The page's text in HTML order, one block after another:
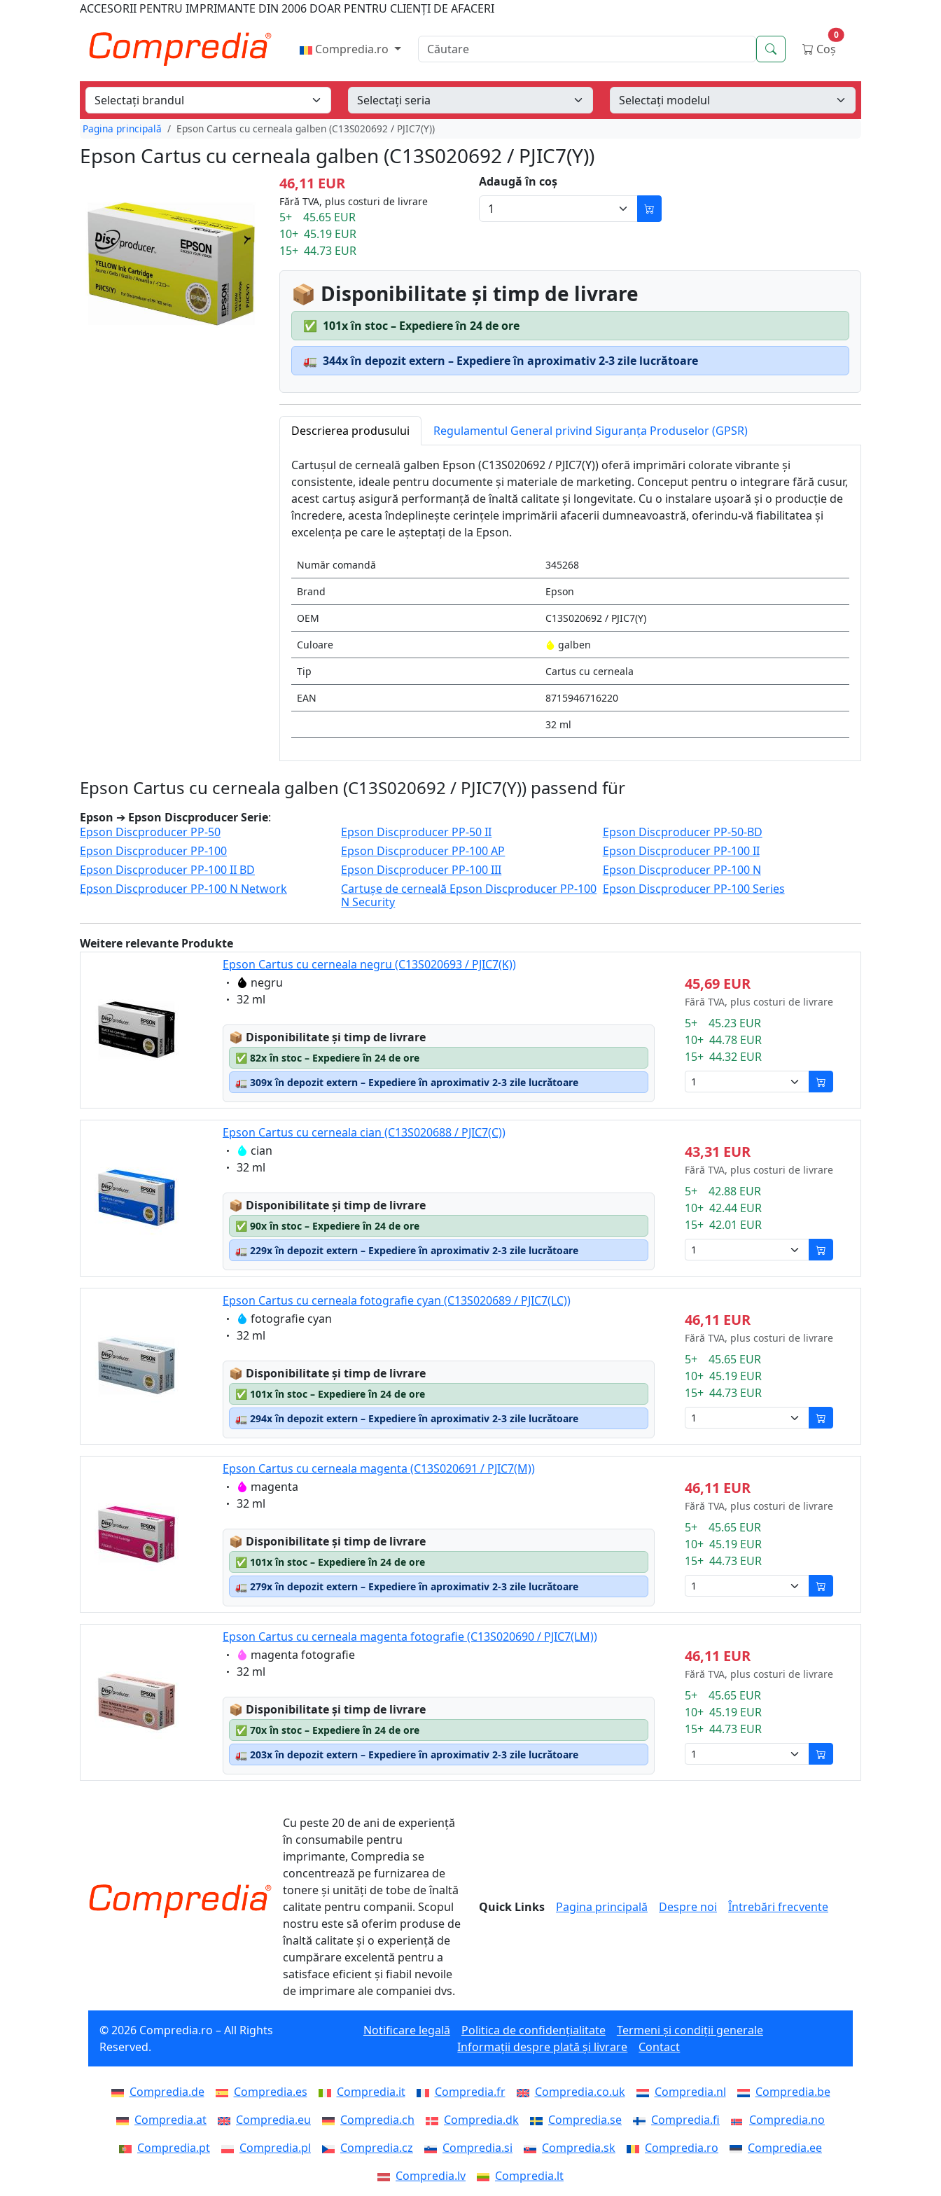
ACCESORII PENTRU IMPRIMANTE DIN 2006 DOAR PENTRU CLIENȚI DE AFACERI
Compredia.ro Căutare CăutareCoș
0
Pagina principală Epson Cartus cu cerneala galben (C13S020692 / PJIC7(Y))
Epson Cartus cu cerneala galben (C13S020692 / PJIC7(Y))
46,11 EUR
Fără TVA, plus costuri de livrare
5+ 45.65 EUR
10+ 45.19 EUR
15+ 44.73 EUR
Adaugă în coș
📦 Disponibilitate și timp de livrare
✅ 101x în stoc – Expediere în 24 de ore
🚛 344x în depozit extern – Expediere în aproximativ 2-3 zile lucrătoare
Descrierea produsului Regulamentul General privind Siguranța Produselor (GPSR)
Cartușul de cerneală galben Epson (C13S020692 / PJIC7(Y)) oferă imprimări colorate vibrante și
consistente, ideale pentru documente și materiale de marketing. Conceput pentru o integrare fără cusur,
acest cartuș asigură performanță de înaltă calitate și longevitate. Cu o instalare ușoară și o producție de
încredere, acesta îndeplinește cerințele imprimării afacerii dumneavoastră, oferindu-vă fiabilitatea și
excelența pe care le așteptați de la Epson.
Număr comandă
345268
Brand
Epson
OEM
C13S020692 / PJIC7(Y)
Culoare
galben
Tip
Cartus cu cerneala
EAN
8715946716220
32 ml
Epson Cartus cu cerneala galben (C13S020692 / PJIC7(Y)) passend für
Epson ➔ Epson Discproducer Serie:
Epson Discproducer PP-50
Epson Discproducer PP-50 II
Epson Discproducer PP-50-BD
Epson Discproducer PP-100
Epson Discproducer PP-100 AP
Epson Discproducer PP-100 II
Epson Discproducer PP-100 II BD
Epson Discproducer PP-100 III
Epson Discproducer PP-100 N
Epson Discproducer PP-100 N Network
Cartușe de cerneală Epson Discproducer PP-100
N Security
Epson Discproducer PP-100 Series
Weitere relevante Produkte
Epson Cartus cu cerneala negru (C13S020693 / PJIC7(K))
Eigenschaft:
negru
Eigenschaft:
32 ml
📦 Lagerstatus:
Disponibilitate și timp de livrare
✅ 82x în stoc – Expediere în 24 de ore
🚛 309x în depozit extern – Expediere în aproximativ 2-3 zile lucrătoare
45,69 EUR
Fără TVA, plus costuri de livrare
5+ 45.23 EUR
10+ 44.78 EUR
15+ 44.32 EUR
Epson Cartus cu cerneala cian (C13S020688 / PJIC7(C))
Eigenschaft:
cian
Eigenschaft:
32 ml
📦 Lagerstatus:
Disponibilitate și timp de livrare
✅ 90x în stoc – Expediere în 24 de ore
🚛 229x în depozit extern – Expediere în aproximativ 2-3 zile lucrătoare
43,31 EUR
Fără TVA, plus costuri de livrare
5+ 42.88 EUR
10+ 42.44 EUR
15+ 42.01 EUR
Epson Cartus cu cerneala fotografie cyan (C13S020689 / PJIC7(LC))
Eigenschaft:
fotografie cyan
Eigenschaft:
32 ml
📦 Lagerstatus:
Disponibilitate și timp de livrare
✅ 101x în stoc – Expediere în 24 de ore
🚛 294x în depozit extern – Expediere în aproximativ 2-3 zile lucrătoare
46,11 EUR
Fără TVA, plus costuri de livrare
5+ 45.65 EUR
10+ 45.19 EUR
15+ 44.73 EUR
Epson Cartus cu cerneala magenta (C13S020691 / PJIC7(M))
Eigenschaft:
magenta
Eigenschaft:
32 ml
📦 Lagerstatus:
Disponibilitate și timp de livrare
✅ 101x în stoc – Expediere în 24 de ore
🚛 279x în depozit extern – Expediere în aproximativ 2-3 zile lucrătoare
46,11 EUR
Fără TVA, plus costuri de livrare
5+ 45.65 EUR
10+ 45.19 EUR
15+ 44.73 EUR
Epson Cartus cu cerneala magenta fotografie (C13S020690 / PJIC7(LM))
Eigenschaft:
magenta fotografie
Eigenschaft:
32 ml
📦 Lagerstatus:
Disponibilitate și timp de livrare
✅ 70x în stoc – Expediere în 24 de ore
🚛 203x în depozit extern – Expediere în aproximativ 2-3 zile lucrătoare
46,11 EUR
Fără TVA, plus costuri de livrare
5+ 45.65 EUR
10+ 45.19 EUR
15+ 44.73 EUR
Cu peste 20 de ani de experiență
în consumabile pentru
imprimante, Compredia se
concentrează pe furnizarea de
tonere și unități de tobe de înaltă
calitate pentru companii. Scopul
nostru este să oferim produse de
înaltă calitate și o experiență de
cumpărare excelentă pentru a
satisface eficient și fiabil nevoile
de imprimare ale companiei dvs.
Quick Links Pagina principală Despre noi Întrebări frecvente
© 2026 Compredia.ro – All Rights
Reserved.
Notificare legală Politica de confidențialitate
Termeni și condiții generale
Informații despre plată și livrare
Contact
Compredia.de Compredia.es Compredia.it Compredia.fr Compredia.co.uk Compredia.nl
Compredia.be
Compredia.at
Compredia.eu Compredia.ch Compredia.dk Compredia.se Compredia.fi
Compredia.no
Compredia.pt
Compredia.pl Compredia.cz Compredia.si Compredia.sk Compredia.ro
Compredia.ee
Compredia.lv
Compredia.lt